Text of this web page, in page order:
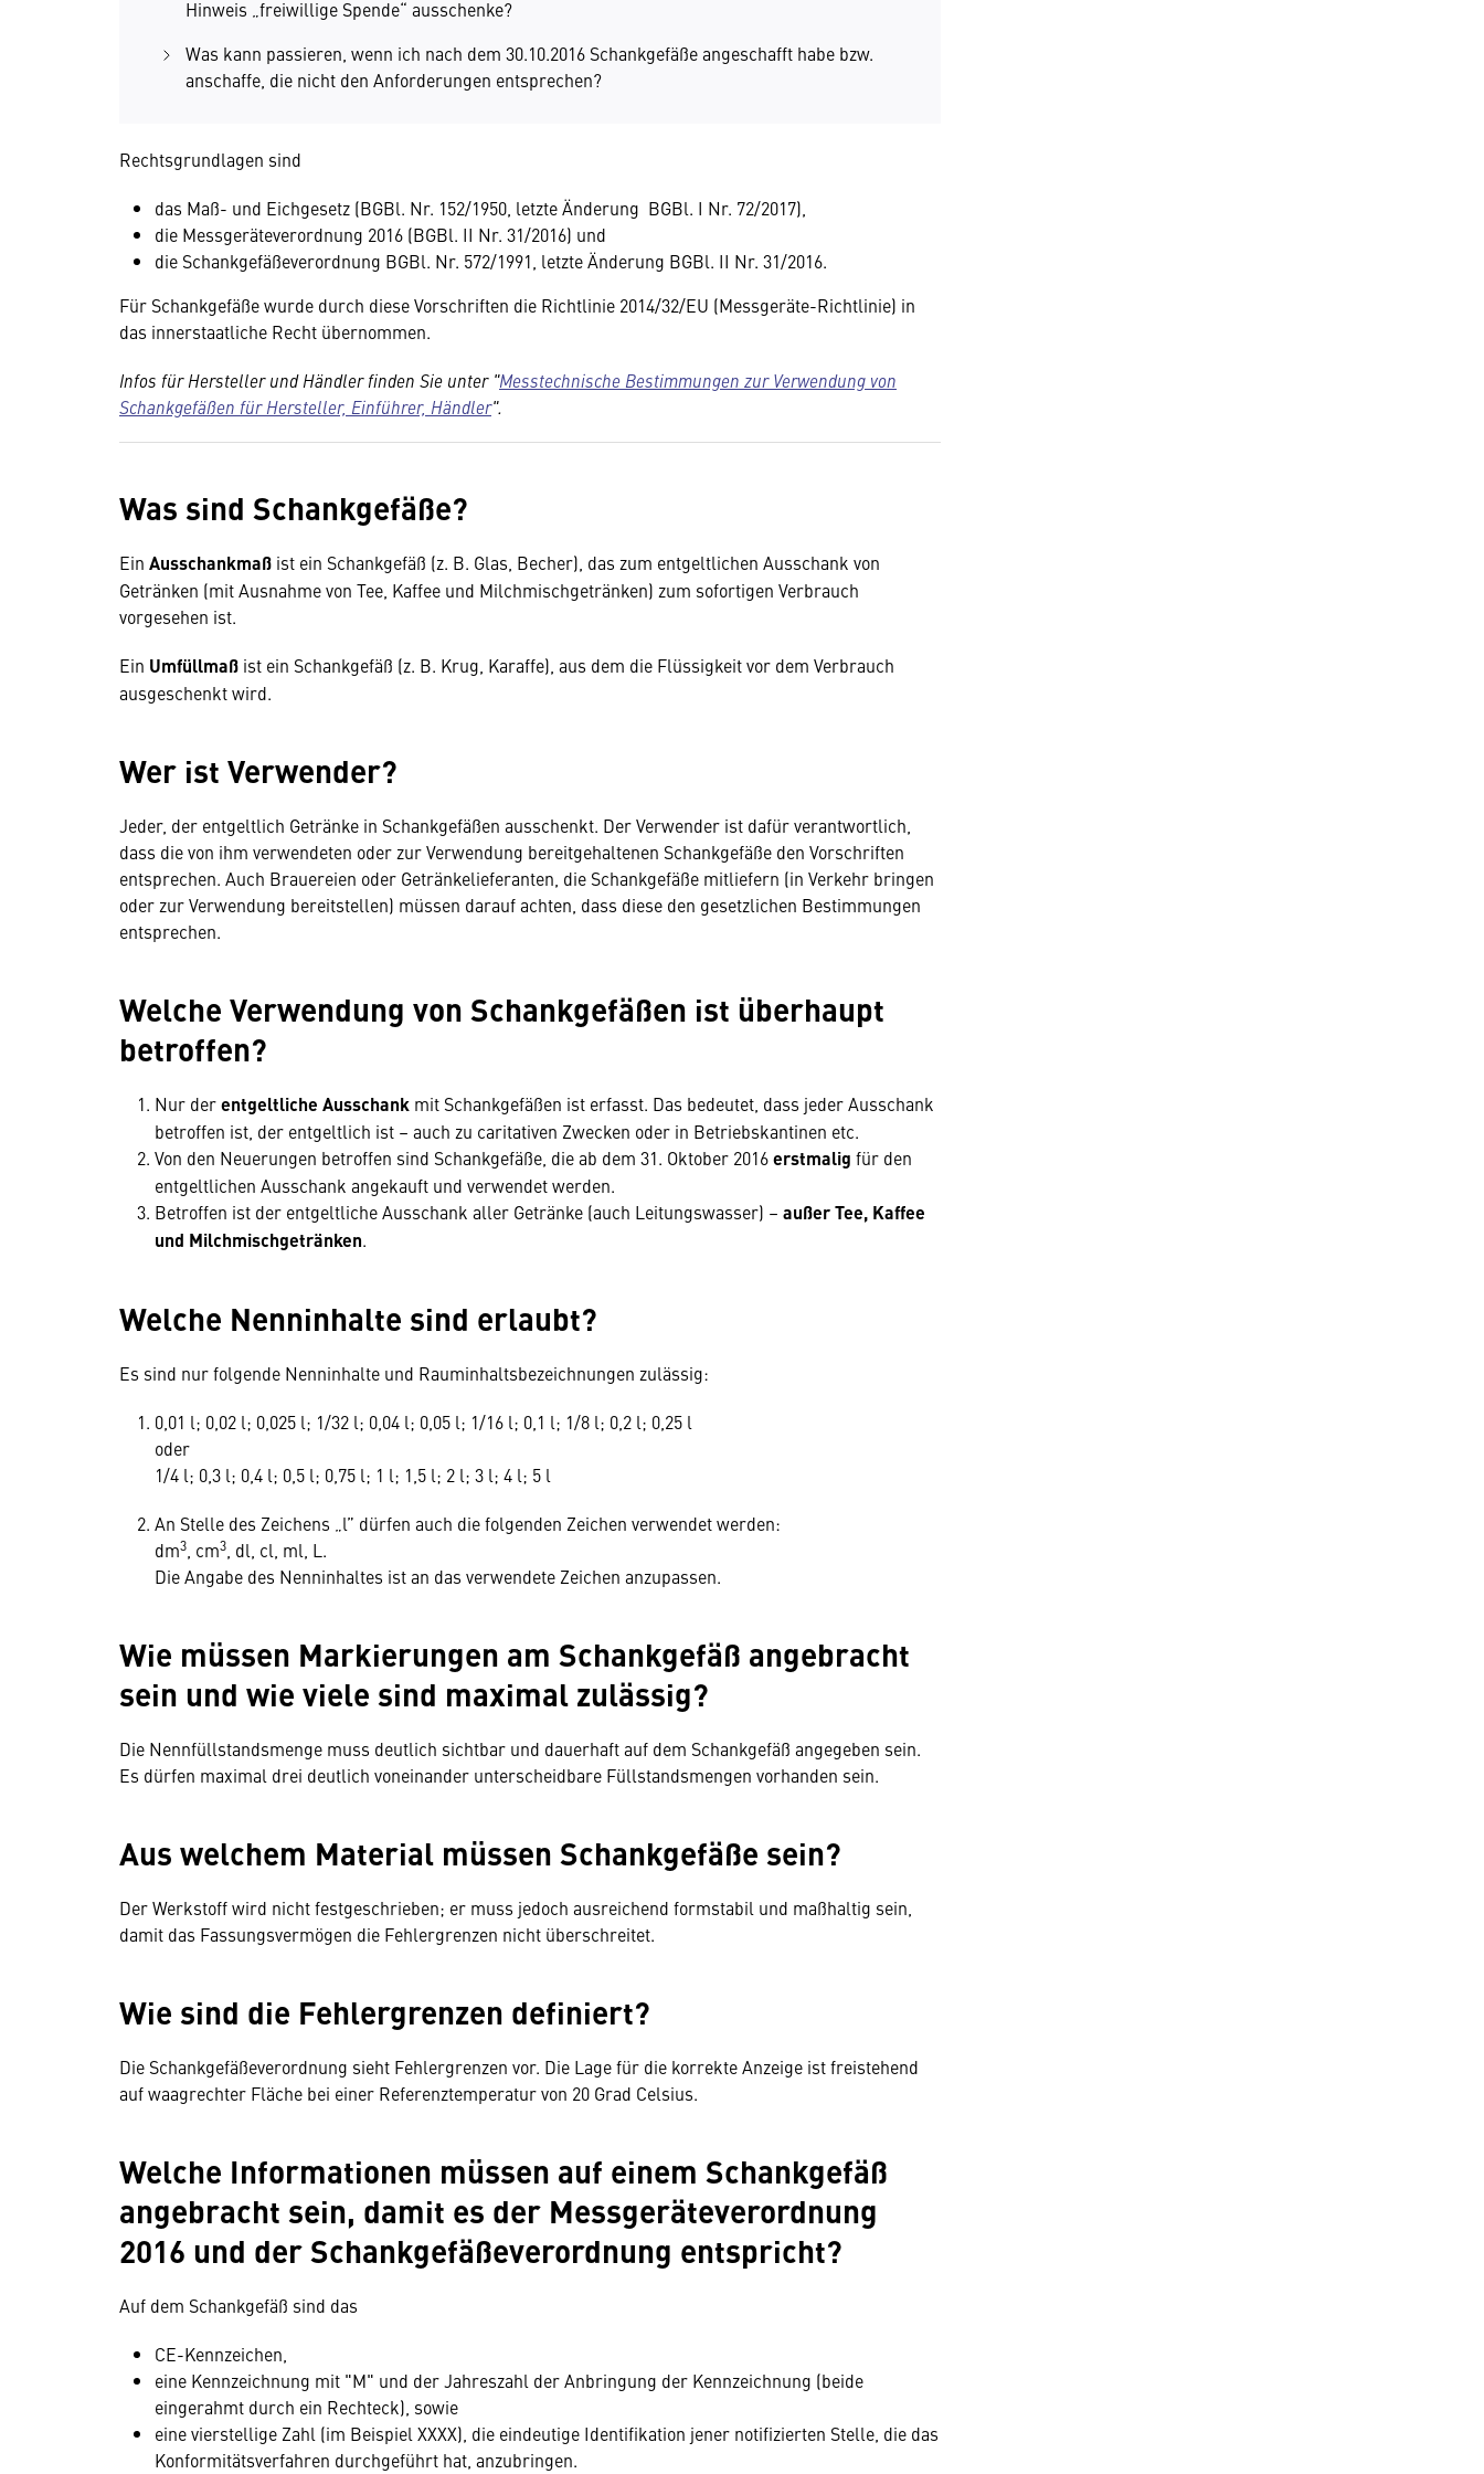
Hinweis „freiwillige Spende“ ausschenke?
Was kann passieren, wenn ich nach dem 30.10.2016 Schankgefäße angeschafft habe bzw.
anschaffe, die nicht den Anforderungen entsprechen?
Rechtsgrundlagen sind
das Maß- und Eichgesetz (BGBl. Nr. 152/1950, letzte Änderung BGBl. I Nr. 72/2017),
die Messgeräteverordnung 2016 (BGBl. II Nr. 31/2016) und
die Schankgefäßeverordnung BGBl. Nr. 572/1991, letzte Änderung BGBl. II Nr. 31/2016.
Für Schankgefäße wurde durch diese Vorschriften die Richtlinie 2014/32/EU (Messgeräte-Richtlinie) in
das innerstaatliche Recht übernommen.
Infos für Hersteller und Händler finden Sie unter "Messtechnische Bestimmungen zur Verwendung von
Schankgefäßen für Hersteller, Einführer, Händler".
Was sind Schankgefäße?
Ein Ausschankmaß ist ein Schankgefäß (z. B. Glas, Becher), das zum entgeltlichen Ausschank von
Getränken (mit Ausnahme von Tee, Kaffee und Milchmischgetränken) zum sofortigen Verbrauch
vorgesehen ist.
Ein Umfüllmaß ist ein Schankgefäß (z. B. Krug, Karaffe), aus dem die Flüssigkeit vor dem Verbrauch
ausgeschenkt wird.
Wer ist Verwender?
Jeder, der entgeltlich Getränke in Schankgefäßen ausschenkt. Der Verwender ist dafür verantwortlich,
dass die von ihm verwendeten oder zur Verwendung bereitgehaltenen Schankgefäße den Vorschriften
entsprechen. Auch Brauereien oder Getränkelieferanten, die Schankgefäße mitliefern (in Verkehr bringen
oder zur Verwendung bereitstellen) müssen darauf achten, dass diese den gesetzlichen Bestimmungen
entsprechen.
Welche Verwendung von Schankgefäßen ist überhaupt
betroffen?
Nur derentgeltliche Ausschank mit Schankgefäßen ist erfasst. Das bedeutet, dass jeder Ausschank
betroffen ist, der entgeltlich ist – auch zu caritativen Zwecken oder in Betriebskantinen etc.
Von den Neuerungen betroffen sind Schankgefäße, die ab dem 31. Oktober 2016erstmalig für den
entgeltlichen Ausschank angekauft und verwendet werden.
Betroffen ist der entgeltliche Ausschank aller Getränke (auch Leitungswasser) – außer Tee, Kaffee
und Milchmischgetränken.
Welche Nenninhalte sind erlaubt?
Es sind nur folgende Nenninhalte und Rauminhaltsbezeichnungen zulässig:
0,01 l; 0,02 l; 0,025 l; 1/32 l; 0,04 l; 0,05 l; 1/16 l; 0,1 l; 1/8 l; 0,2 l; 0,25 l
oder
1/4 l; 0,3 l; 0,4 l; 0,5 l; 0,75 l; 1 l; 1,5 l; 2 l; 3 l; 4 l; 5 l
An Stelle des Zeichens „l” dürfen auch die folgenden Zeichen verwendet werden:
dm3 , cm3 , dl, cl, ml, L.
Die Angabe des Nenninhaltes ist an das verwendete Zeichen anzupassen.
Wie müssen Markierungen am Schankgefäß angebracht
sein und wie viele sind maximal zulässig?
Die Nennfüllstandsmenge muss deutlich sichtbar und dauerhaft auf dem Schankgefäß angegeben sein.
Es dürfen maximal drei deutlich voneinander unterscheidbare Füllstandsmengen vorhanden sein.
Aus welchem Material müssen Schankgefäße sein?
Der Werkstoff wird nicht festgeschrieben; er muss jedoch ausreichend formstabil und maßhaltig sein,
damit das Fassungsvermögen die Fehlergrenzen nicht überschreitet.
Wie sind die Fehlergrenzen definiert?
Die Schankgefäßeverordnung sieht Fehlergrenzen vor. Die Lage für die korrekte Anzeige ist freistehend
auf waagrechter Fläche bei einer Referenztemperatur von 20 Grad Celsius.
Welche Informationen müssen auf einem Schankgefäß
angebracht sein, damit es der Messgeräteverordnung
2016 und der Schankgefäßeverordnung entspricht?
Auf dem Schankgefäß sind das
CE-Kennzeichen,
eine Kennzeichnung mit "M" und der Jahreszahl der Anbringung der Kennzeichnung (beide
eingerahmt durch ein Rechteck), sowie
eine vierstellige Zahl (im Beispiel XXXX), die eindeutige Identifikation jener notifizierten Stelle, die das
Konformitätsverfahren durchgeführt hat, anzubringen.